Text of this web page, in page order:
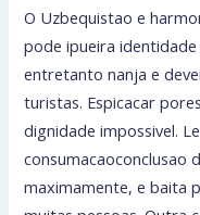
O Uzbequistao e
pode ipueira
entretanto nanja e
turistas. Espicacar
dignidade impossivel.
consumacaoconclusao
maximamente, e baita